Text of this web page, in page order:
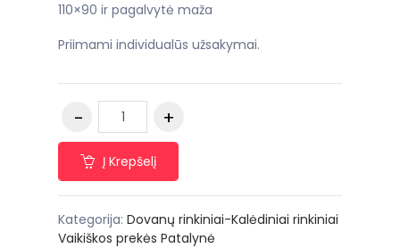
110×90 ir pagalvytė maža
Priimami individualūs užsakymai.
Į Krepšelį
Kategorija: Dovanų rinkiniai-Kalėdiniai rinkiniai
Vaikiškos prekės Patalynė